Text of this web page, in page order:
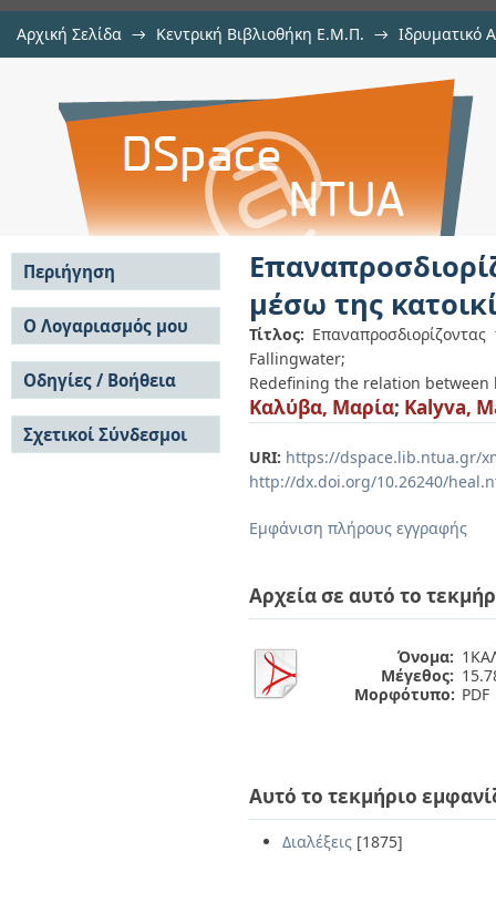
Αρχική Σελίδα → Κεντρική Βιβλιοθήκη Ε.Μ.Π. → Ιδρυματικό
Επαναπροσδιορίζοντας τη
το παράδειγμα του Fallingwater
μέσω της
Τίτλος:
Fallingwater;
Redefining the relation
Καλύβα, Μαρία; Kalyva,
URI: https://dspace.lib.ntua.gr/
http://dx.doi.org/10.26240/
Εμφάνιση πλήρους εγγραφής
Αρχεία σε αυτό το
Όνομα:
Μέγεθος:
Μορφότυπο: PDF
Αυτό το τεκμήριο
Διαλέξεις [1875]
Περιήγηση
Σε όλο το DSpace
Κοινότητες & Συλλογές
Ανά Ημερομηνία
Έκδοσης
Συγγραφείς
Τίτλοι
Θέματα
Ο Λογαριασμός μου
Σύνδεση
Εγγραφή
Οδηγίες / Βοήθεια
Οδηγίες Υποβολής
Οδηγίες Χρήσης ΙΑ
Συχνές Ερωτήσεις
Σχετικοί Σύνδεσμοι